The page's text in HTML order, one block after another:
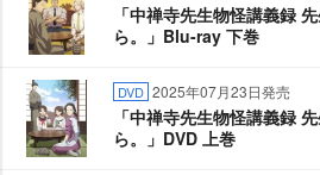
「中禅寺先生物怪講義録
ら。」Blu-ray 下巻
DVD 2025年07月23日発売
「中禅寺先生物怪講義録
ら。」DVD 上巻